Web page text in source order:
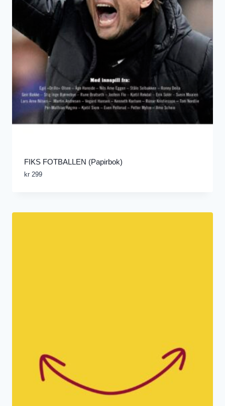
FIKS FOTBALLEN (Papirbok)
kr299